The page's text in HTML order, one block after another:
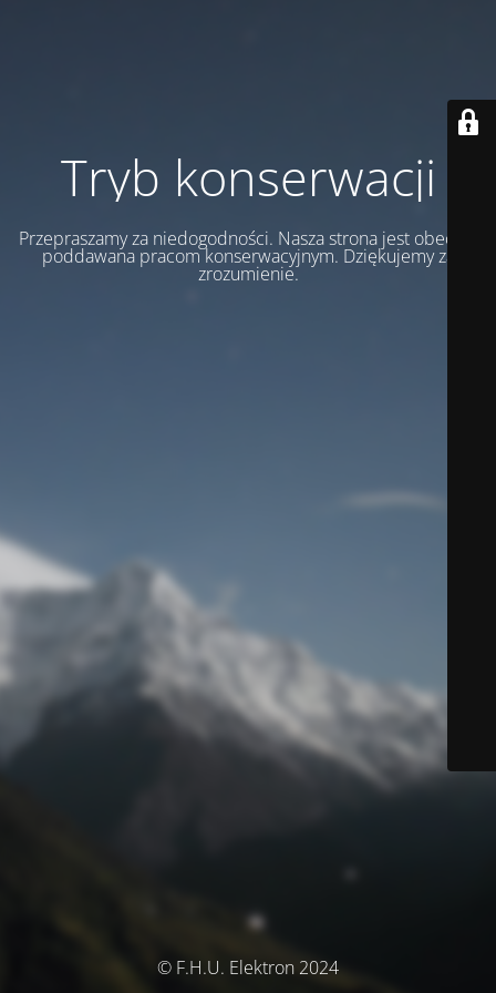
Tryb konserwacji
Przepraszamy za niedogodności. Nasza strona jest obecnie
poddawana pracom konserwacyjnym. Dziękujemy za
zrozumienie.
© F.H.U. Elektron 2024